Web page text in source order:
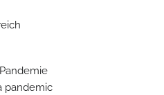
pandemic